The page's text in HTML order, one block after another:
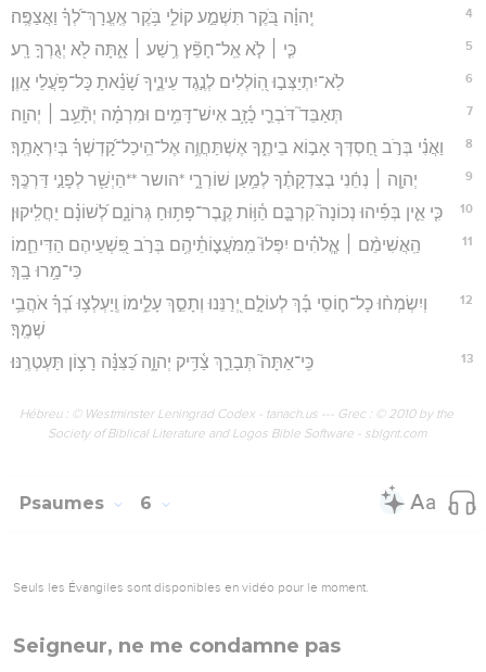
4 יְֽהוָ֗ה בֹּ֭קֶר תִּשְׁמַ֣ע קוֹלִ֑י בֹּ֥קֶר אֶֽעֱרָךְ־לְ֝ךָ֗ וַאֲצַפֶּֽה׃
5 כִּ֤י ׀ לֹ֤א אֵֽל־חָפֵ֘ץ רֶ֥שַׁע ׀ אָ֑תָּה לֹ֖א יְגֻרְךָ֣ רָֽע׃
6 לֹֽא־יִתְיַצְּב֣וּ הֽ֭וֹלְלִים לְנֶ֣גֶד עֵינֶ֑יךָ שָׂ֝נֵ֗אתָ כָּל־פֹּ֥עֲלֵי אָֽוֶן׃
7 תְּאַבֵּד֮ דֹּבְרֵ֪י כָ֫זָ֥ב אִישׁ־דָּמִ֥ים וּמִרְמָ֗ה יְתָ֘עֵ֥ב ׀ יְהוָֽה׃
8 וַאֲנִ֗י בְּרֹ֣ב חַ֭סְדְּךָ אָב֣וֹא בֵיתֶ֑ךָ אֶשְׁתַּחֲוֶ֥ה אֶל־הֵֽיכַל־קָ֝דְשְׁךָ֗ בְּיִרְאָתֶֽךָ׃
9 יְהוָ֤ה ׀ נְחֵ֬נִי בְצִדְקָתֶ֗ךָ לְמַ֥עַן שׁוֹרְרָ֑י *הושר **הַיְשַׁ֖ר לְפָנַ֣י דַּרְכֶּֽךָ׃
10 כִּ֤י אֵ֪ין בְּפִ֡יהוּ נְכוֹנָה֮ קִרְבָּ֪ם הַ֫וּ֥וֹת קֶֽבֶר־פָּת֥וּחַ גְּרוֹנָ֑ם לְ֝שׁוֹנָ֗ם יַחֲלִֽיקוּן׃
11
הַֽאֲשִׁימֵ֨ם ׀ אֱ‍ֽלֹהִ֗ים יִפְּלוּ֮ מִֽמֹּעֲצ֪וֹתֵ֫יהֶ֥ם בְּרֹ֣ב פִּ֭שְׁעֵיהֶם הַדִּיחֵ֑מוֹ
כִּי־מָ֥רוּ בָֽךְ׃
12
וְיִשְׂמְח֨וּ כָל־ח֪וֹסֵי בָ֡ךְ לְעוֹלָ֣ם יְ֭רַנֵּנוּ וְתָסֵ֣ךְ עָלֵ֑ימוֹ וְֽיַעְלְצ֥וּ בְ֝ךָ֗ אֹהֲבֵ֥י
שְׁמֶֽךָ׃
13 כִּֽי־אַתָּה֮ תְּבָרֵ֪ךְ צַ֫דִּ֥יק יְהוָ֑ה כַּ֝צִּנָּ֗ה רָצ֥וֹן תַּעְטְרֶֽנּוּ׃
Hébreu : © Westminster Leningrad Codex - tanach.us --- Grec : © 2010 by the
Society of Biblical Literature and Logos Bible Software - sblgnt.com
Psaumes 6
Seuls les Évangiles sont disponibles en vidéo pour le moment.
Seigneur, ne me condamne pas